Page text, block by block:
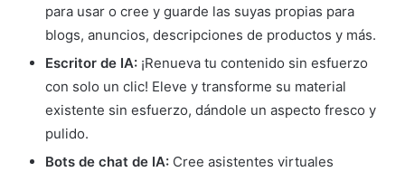
para usar o cree y guarde las suyas propias para
blogs, anuncios, descripciones de productos y más.
Escritor de IA: ¡Renueva tu contenido sin esfuerzo
con solo un clic! Eleve y transforme su material
existente sin esfuerzo, dándole un aspecto fresco y
pulido.
Bots de chat de IA: Cree asistentes virtuales